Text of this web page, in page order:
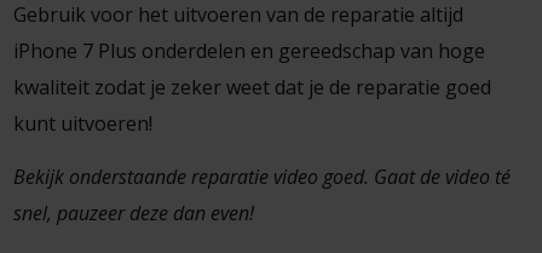
Gebruik voor het uitvoeren van de reparatie altijd
iPhone 7 Plus onderdelen en gereedschap van hoge
kwaliteit zodat je zeker weet dat je de reparatie goed
kunt uitvoeren!
Bekijk onderstaande reparatie video goed. Gaat de video té
snel, pauzeer deze dan even!